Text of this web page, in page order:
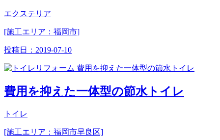
エクステリア
[施工エリア：福岡市]
投稿日： 2019-07-10
費用を抑えた一体型の節水トイレ
トイレ
[施工エリア：福岡市早良区]